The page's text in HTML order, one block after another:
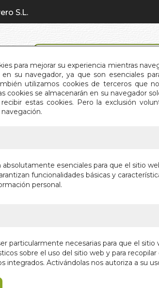
para mejorar su experiencia mientras
su navegador, ya que son esenciales
utilizamos cookies de terceros que
cookies se almacenarán en su navegador
estas cookies. Pero la exclusión
absolutamente esenciales para que el sitio
funcionalidades básicas y
personal.
particularmente necesarias para que el
sobre el uso del sitio web y para
integrados. Activándolas nos autoriza a su
S.L.
INICIO QUIÉNES